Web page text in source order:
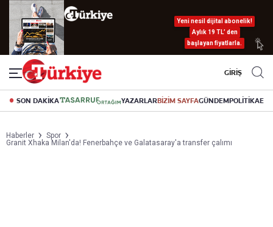
Yeni nesil dijital abonelik!
Aylık 19 TL’ den
başlayan fiyatlarla.
GİRİŞ
SON DAKİKA YAZARLARBİZİM SAYFAGÜNDEMPOLİTİKA
Haberler
Spor
Granit Xhaka Milan'da! Fenerbahçe ve Galatasaray'a transfer çalımı